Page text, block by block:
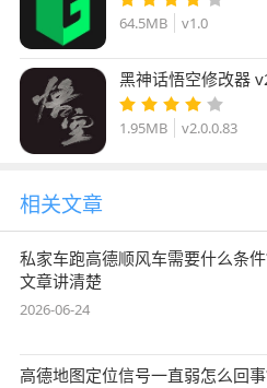
64.5MB v1.0
黑神话悟空修改器
1.95MB v2.0.0.83
相关文章
私家车跑高德顺风车需要什么条
文章讲清楚
2026-06-24
高德地图定位信号一直弱怎么回